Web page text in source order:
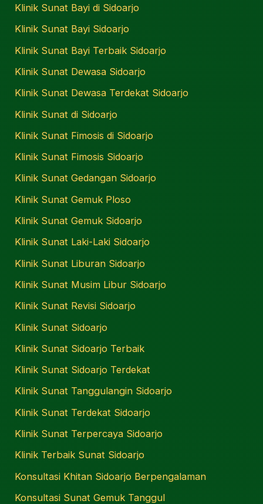
Klinik Sunat Bayi di Sidoarjo
Klinik Sunat Bayi Sidoarjo
Klinik Sunat Bayi Terbaik Sidoarjo
Klinik Sunat Dewasa Sidoarjo
Klinik Sunat Dewasa Terdekat Sidoarjo
Klinik Sunat di Sidoarjo
Klinik Sunat Fimosis di Sidoarjo
Klinik Sunat Fimosis Sidoarjo
Klinik Sunat Gedangan Sidoarjo
Klinik Sunat Gemuk Ploso
Klinik Sunat Gemuk Sidoarjo
Klinik Sunat Laki-Laki Sidoarjo
Klinik Sunat Liburan Sidoarjo
Klinik Sunat Musim Libur Sidoarjo
Klinik Sunat Revisi Sidoarjo
Klinik Sunat Sidoarjo
Klinik Sunat Sidoarjo Terbaik
Klinik Sunat Sidoarjo Terdekat
Klinik Sunat Tanggulangin Sidoarjo
Klinik Sunat Terdekat Sidoarjo
Klinik Sunat Terpercaya Sidoarjo
Klinik Terbaik Sunat Sidoarjo
Konsultasi Khitan Sidoarjo Berpengalaman
Konsultasi Sunat Gemuk Tanggul